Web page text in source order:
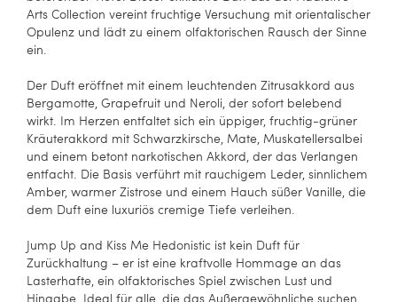
Arts Collection vereint fruchtige Versuchung mit orientalischer
Opulenz und lädt zu einem olfaktorischen Rausch der Sinne
ein.
Der Duft eröffnet mit einem leuchtenden Zitrusakkord aus
Bergamotte, Grapefruit und Neroli, der sofort belebend
wirkt. Im Herzen entfaltet sich ein üppiger, fruchtig-grüner
Kräuterakkord mit Schwarzkirsche, Mate, Muskatellersalbei
und einem betont narkotischen Akkord, der das Verlangen
entfacht. Die Basis verführt mit rauchigem Leder, sinnlichem
Amber, warmer Zistrose und einem Hauch süßer Vanille, die
dem Duft eine luxuriös cremige Tiefe verleihen.
Jump Up and Kiss Me Hedonistic ist kein Duft für
Zurückhaltung – er ist eine kraftvolle Hommage an das
Lasterhafte, ein olfaktorisches Spiel zwischen Lust und
Hingabe. Ideal für alle, die das Außergewöhnliche suchen